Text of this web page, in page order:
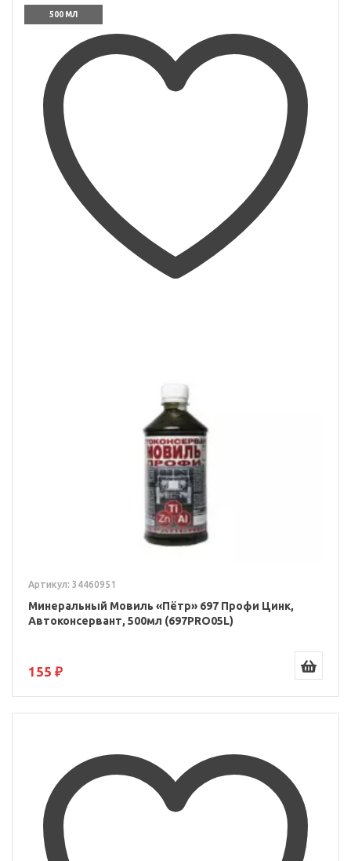
500 МЛ
Артикул: 34460951
Минеральный Мовиль «Пётр» 697 Профи Цинк,
Автоконсервант, 500мл (697PRO05L)
155 ₽